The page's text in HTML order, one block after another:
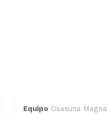
Equipo Osasuna Magna